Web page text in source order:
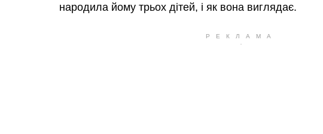
народила йому трьох дітей, і як вона виглядає.